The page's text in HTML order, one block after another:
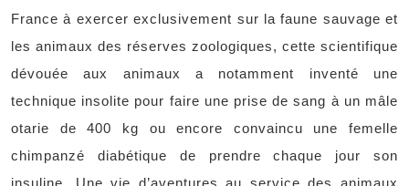
France à exercer exclusivement sur la faune sauvage et
les animaux des réserves zoologiques, cette scientifique
dévouée aux animaux a notamment inventé une
technique insolite pour faire une prise de sang à un mâle
otarie de 400 kg ou encore convaincu une femelle
chimpanzé diabétique de prendre chaque jour son
insuline. Une vie d’aventures au service des animaux